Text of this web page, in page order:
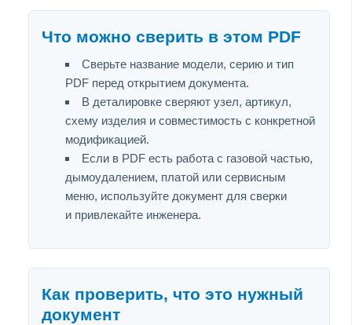
Что можно сверить в этом PDF
Сверьте название модели, серию и тип
PDF перед открытием документа.
В деталировке сверяют узел, артикул,
схему изделия и совместимость с конкретной
модификацией.
Если в PDF есть работа с газовой частью,
дымоудалением, платой или сервисным
меню, используйте документ для сверки
и привлекайте инженера.
Как проверить, что это нужный
документ